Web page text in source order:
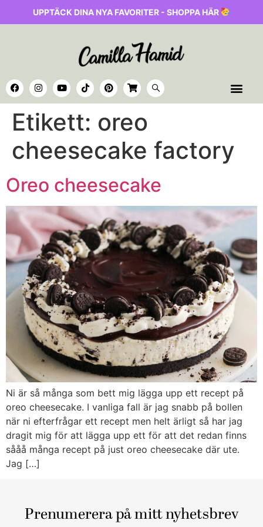
UPPTÄCK DINA NYA FAVORITER - SHOPPA HÄR
Etikett: oreo
cheesecake factory
Oreo cheesecake
Ni är så många som bett mig lägga upp ett recept på
oreo cheesecake. I vanliga fall är jag snabb på bollen
när ni efterfrågar ett recept men helt ärligt så har jag
dragit mig för att lägga upp ett för att det redan finns
sååå många recept på just oreo cheesecake där ute.
Jag […]
Prenumerera på mitt nyhetsbrev